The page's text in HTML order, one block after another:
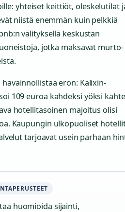
yhteiset keittiöt, oleskelutilat
niistä enemmän kuin pelkkiä
välityksellä keskustan
jotka maksavat murto-
eron: Kalixin-
109 euroa kahdeksi yöksi
hotellitasoinen majoitus olisi
Kaupungin ulkopuoliset
tarjoavat usein parhaan
huomioida sijainti,